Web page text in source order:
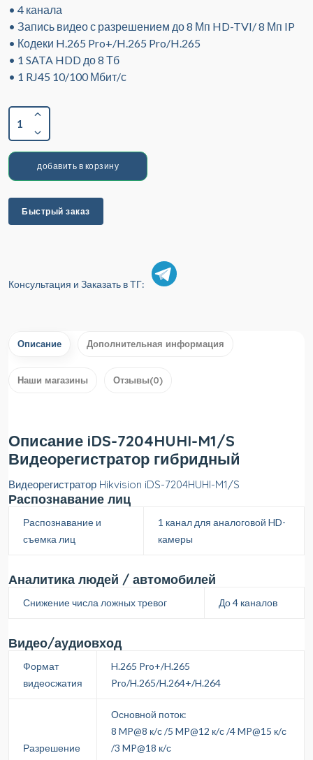
• 4 канала
• Запись видео с разрешением до 8 Мп HD-TVI/ 8 Мп IP
• Кодеки H.265 Pro+/H.265 Pro/H.265
• 1 SATA HDD до 8 Тб
• 1 RJ45 10/100 Мбит/с
1
добавить в корзину
Быстрый заказ
Консультация и Заказать в ТГ:
Описание Дополнительная информация
Наши магазины Отзывы(0)
Описание iDS-7204HUHI-M1/S
Видеорегистратор гибридный
Видеорегистратор Hikvision iDS-7204HUHI-M1/S
Распознавание лиц
Распознавание и
съемка лиц
1 канал для аналоговой HD-
камеры
Аналитика людей / автомобилей
Снижение числа ложных тревог До 4 каналов
Видео/аудиовход
Формат
видеосжатия
H.265 Pro+/H.265
Pro/H.265/H.264+/H.264
Разрешение
Основной поток:
8 MP@8 к/с /5 MP@12 к/с /4 MP@15 к/с
/3 MP@18 к/с